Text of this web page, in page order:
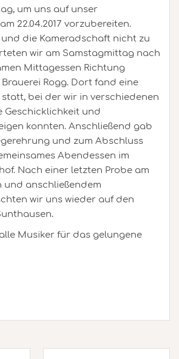
um uns auf unser
22.04.2017 vorzubereiten.
die Kameradschaft nicht zu
wir am Samstagmittag nach
Mittagessen Richtung
Rogg. Dort fand eine
statt, bei der wir in verschiedenen
Geschicklichkeit und
konnten. Anschließend gab
und zum Abschluss
Abendessen im
Nach einer letzten Probe am
und anschließendem
wir uns wieder auf den
Musiker für das gelungene